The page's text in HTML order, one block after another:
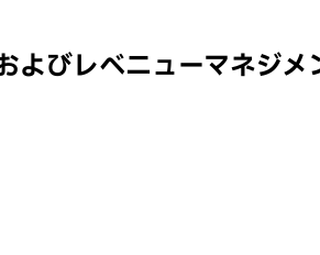
びレベニューマネジメ